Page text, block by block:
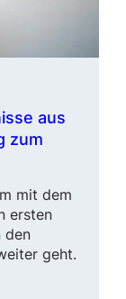
aus
zum
mit dem
ersten
den
geht.